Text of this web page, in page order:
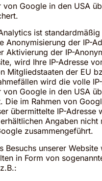
von Google in den USA
ist standardmäßig
Anonymisierung der IP-
Aktivierung der IP-
wird Ihre IP-Adresse
Mitgliedstaaten der EU
wird die volle
von Google in den USA
Die im Rahmen von
übermittelte IP-Adresse
Angaben nicht
zusammengeführt.
Besuchs unserer Website
in Form von